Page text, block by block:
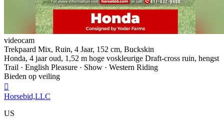
videocam
Trekpaard Mix, Ruin, 4 Jaar, 152 cm, Buckskin
Honda, 4 jaar oud, 1,52 m hoge voskleurige Draft-cross ruin, hengst
Trail · English Pleasure · Show · Western Riding
Bieden op veiling

Horsebid,LLC
US